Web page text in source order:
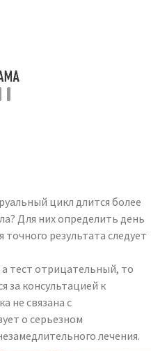
цикл длится более
Для них определить день
результата следует
а тест отрицательный, то
за консультацией к
не связана с
о серьезном
лечения.